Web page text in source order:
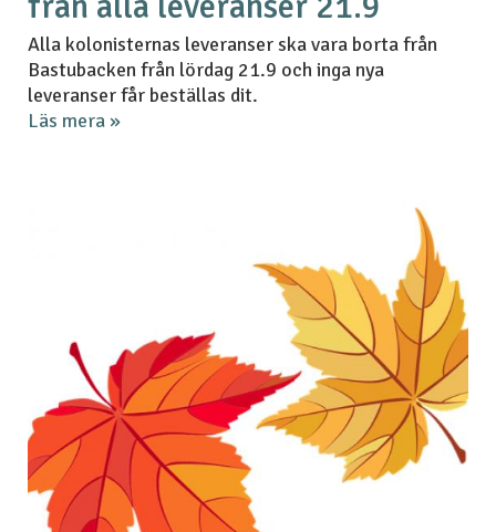
Alla kolonisternas leveranser ska vara borta från
Bastubacken från lördag 21.9 och inga nya
leveranser får beställas dit.
Läs mera »